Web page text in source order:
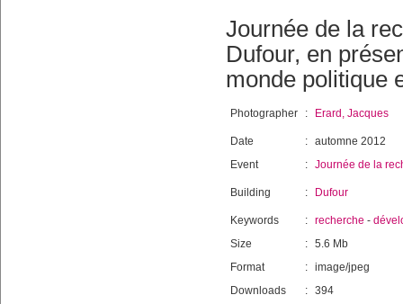
Journée de la
Dufour, en
monde politique
Photographer : Erard, Jacques
Date : automne 2012
Event
: Journée de la
Building : Dufour
Keywords : recherche -
Size
: 5.6 Mb
Format
: image/jpeg
Downloads
: 394